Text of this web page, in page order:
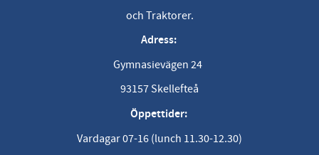
och Traktorer.
Adress:
Gymnasievägen 24
93157 Skellefteå
Öppettider:
Vardagar 07-16 (lunch 11.30-12.30)